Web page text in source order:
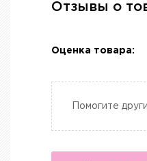
Отзывы о
Оценка товара:
Помогите